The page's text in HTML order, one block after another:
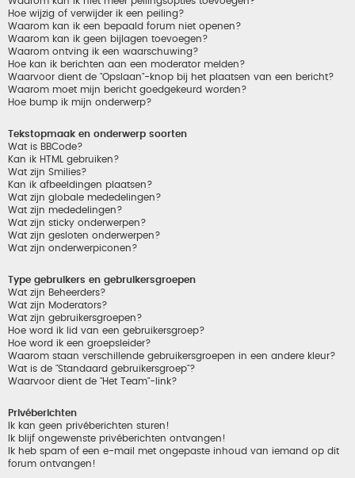
Hoe wijzig of verwijder ik een peiling?
Waarom kan ik een bepaald forum niet openen?
Waarom kan ik geen bijlagen toevoegen?
Waarom ontving ik een waarschuwing?
Hoe kan ik berichten aan een moderator melden?
Waarvoor dient de "Opslaan"-knop bij het plaatsen van een bericht?
Waarom moet mijn bericht goedgekeurd worden?
Hoe bump ik mijn onderwerp?
Tekstopmaak en onderwerp soorten
Wat is BBCode?
Kan ik HTML gebruiken?
Wat zijn Smilies?
Kan ik afbeeldingen plaatsen?
Wat zijn globale mededelingen?
Wat zijn mededelingen?
Wat zijn sticky onderwerpen?
Wat zijn gesloten onderwerpen?
Wat zijn onderwerpiconen?
Type gebruikers en gebruikersgroepen
Wat zijn Beheerders?
Wat zijn Moderators?
Wat zijn gebruikersgroepen?
Hoe word ik lid van een gebruikersgroep?
Hoe word ik een groepsleider?
Waarom staan verschillende gebruikersgroepen in een andere kleur?
Wat is de "Standaard gebruikersgroep"?
Waarvoor dient de "Het Team"-link?
Privéberichten
Ik kan geen privéberichten sturen!
Ik blijf ongewenste privéberichten ontvangen!
Ik heb spam of een e-mail met ongepaste inhoud van iemand op dit
forum ontvangen!